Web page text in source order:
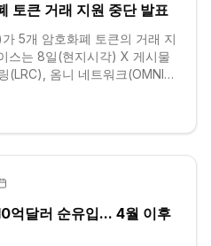
토큰 거래 지원 중단 발표
5개 암호화폐 토큰의 거래 지
스는 8일(현지시각) X 게시물
(LRC), 옴니 네트워크(OMNI),
억달러 순유입... 4월 이후